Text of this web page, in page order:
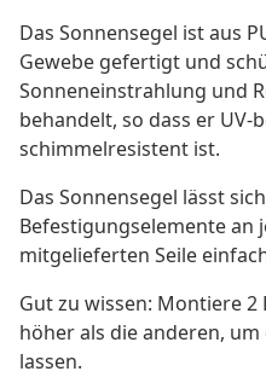
Das Sonnensegel ist aus
Gewebe gefertigt und
Sonneneinstrahlung und
behandelt, so dass er UV-
schimmelresistent ist.
Das Sonnensegel lässt
Befestigungselemente an
mitgelieferten Seile
Gut zu wissen: Montiere 2
höher als die anderen,
lassen.